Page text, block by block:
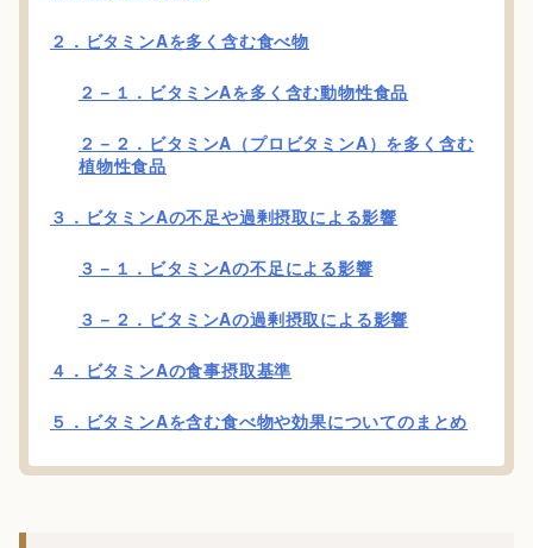
２．ビタミンAを多く含む食べ物
２－１．ビタミンAを多く含む動物性食品
２－２．ビタミンA（プロビタミンA）を多く含む
植物性食品
３．ビタミンAの不足や過剰摂取による影響
３－１．ビタミンAの不足による影響
３－２．ビタミンAの過剰摂取による影響
４．ビタミンAの食事摂取基準
５．ビタミンAを含む食べ物や効果についてのまとめ